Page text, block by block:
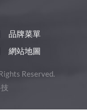
品牌菜單
網站地圖
Reserved.